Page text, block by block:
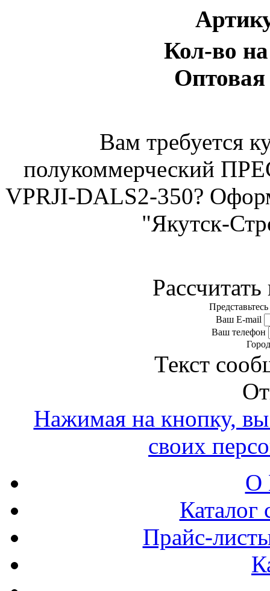
Кол-во
Вам требуется
полукоммерческий
VPRJI-DALS2-350?
"Якутск-
Представьтесь
Ваш E-mail
Ваш телефон
Город
Текст
Нажимая на кнопку, вы
своих
О
Каталог
Прайс-